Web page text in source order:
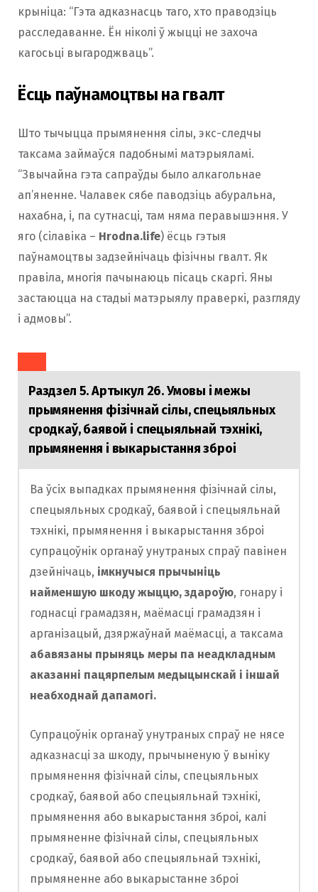
крыніца: “Гэта адказнасць таго, хто праводзіць
расследаванне. Ён ніколі ў жыцці не захоча
кагосьці выгароджваць”.
Ёсць паўнамоцтвы на гвалт
Што тычыцца прымянення сілы, экс-следчы
таксама займаўся падобнымі матэрыяламі.
“Звычайна гэта сапраўды было алкагольнае
ап’яненне. Чалавек сябе паводзіць абуральна,
нахабна, і, па сутнасці, там няма перавышэння. У
яго (сілавіка – Hrodna.life) ёсць гэтыя
паўнамоцтвы задзейнічаць фізічны гвалт. Як
правіла, многія пачынаюць пісаць скаргі. Яны
застаюцца на стадыі матэрыялу праверкі, разгляду
і адмовы”.
Раздзел 5. Артыкул 26. Умовы і межы
прымянення фізічнай сілы, спецыяльных
сродкаў, баявой і спецыяльнай тэхнікі,
прымянення і выкарыстання зброі
Ва ўсіх выпадках прымянення фізічнай сілы,
спецыяльных сродкаў, баявой і спецыяльнай
тэхнікі, прымянення і выкарыстання зброі
супрацоўнік органаў унутраных спраў павінен
дзейнічаць, імкнучыся прычыніць
найменшую шкоду жыццю, здароўю, гонару і
годнасці грамадзян, маёмасці грамадзян і
арганізацый, дзяржаўнай маёмасці, а таксама
абавязаны прыняць меры па неадкладным
аказанні пацярпелым медыцынскай і іншай
неабходнай дапамогі.
Супрацоўнік органаў унутраных спраў не нясе
адказнасці за шкоду, прычыненую ў выніку
прымянення фізічнай сілы, спецыяльных
сродкаў, баявой або спецыяльнай тэхнікі,
прымянення або выкарыстання зброі, калі
прымяненне фізічнай сілы, спецыяльных
сродкаў, баявой або спецыяльнай тэхнікі,
прымяненне або выкарыстанне зброі